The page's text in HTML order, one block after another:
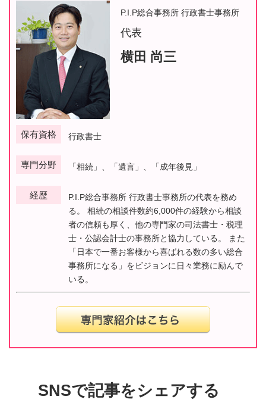
P.I.P総合事務所 行政書士事務所
代表
横田 尚三
保有資格 行政書士
専門分野 「相続」、「遺言」、「成年後見」
経歴
P.I.P総合事務所 行政書士事務所の代表を務め
る。 相続の相談件数約6,000件の経験から相談
者の信頼も厚く、他の専門家の司法書士・税理
士・公認会計士の事務所と協力している。 また
「日本で一番お客様から喜ばれる数の多い総合
事務所になる」をビジョンに日々業務に励んで
いる。